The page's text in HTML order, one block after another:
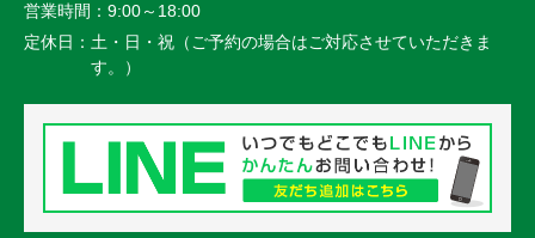
営業時間： 9:00～18:00
定休日： 土・日・祝（ご予約の場合はご対応させていただきま
す。）